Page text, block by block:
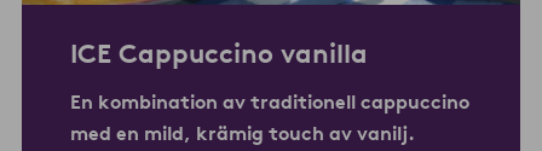
ICE Cappuccino vanilla
En kombination av traditionell cappuccino
med en mild, krämig touch av vanilj.